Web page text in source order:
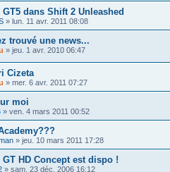
dans Shift 2 Unleashed
» lun. 11 avr. 2011 08:08
trouvé une news...
» jeu. 1 avr. 2010 06:47
Cizeta
» mer. 6 avr. 2011 07:27
moi
» ven. 4 mars 2011 00:52
» jeu. 10 mars 2011 17:28
GT HD Concept est dispo !
» sam. 23 déc. 2006 16:12